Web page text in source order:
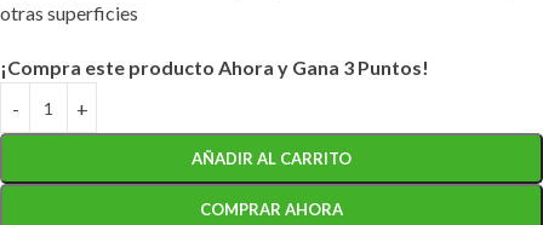
otras superficies
¡Compra este producto Ahora y Gana 3 Puntos!
AÑADIR AL CARRITO
COMPRAR AHORA